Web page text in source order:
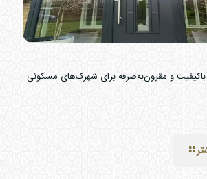
و مقرون‌به‌صرفه برای شهرک‌های مسکونی